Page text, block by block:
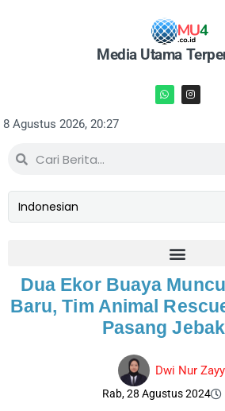
Media Utama
8 Agustus 2026, 20:27
Dua Ekor Buaya
Baru, Tim Animal
Pasang
Dwi Nur
Rab, 28 Agustus 2024